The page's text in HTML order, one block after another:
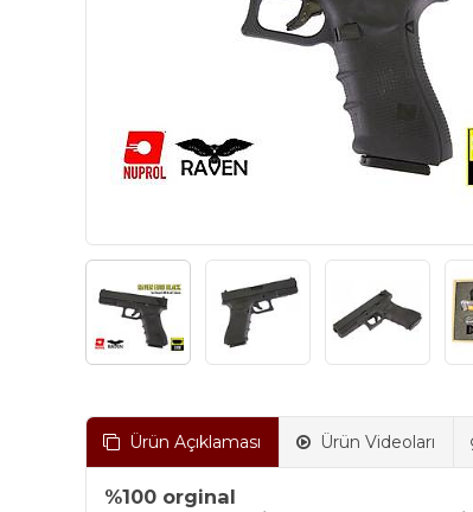
Ürün Açıklaması Ürün Videoları
%100 orginal